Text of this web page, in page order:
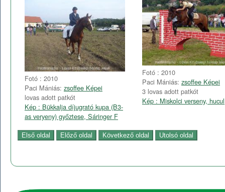
Fotó : 2010
Paci Mániás: zsoffee Képei
lovas adott patkót
Kép : Bükkalja díjugrató kupa (B3-
as veryeny) győztese, Sáringer F
Fotó : 2010
Paci Mániás: zsoffee Képei
3 lovas adott patkót
Kép : Miskolci verseny, hucul